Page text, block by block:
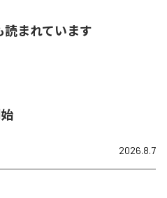
読まれています
2026.8.7